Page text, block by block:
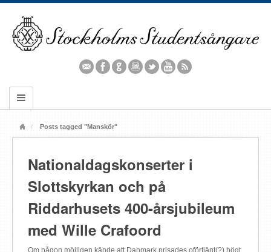
Posts tagged "Manskör"
Nationaldagskonserter i
Slottskyrkan och på
Riddarhusets 400-årsjubileum
med Wille Crafoord
Om någon möjligen kände att Danmark prisades oförtjänt(?) högt